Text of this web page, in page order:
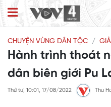
CHUYỆN VÙNG DÂN TỘC
Hành trình thoát
dân biên giới Pu
Thứ tư, 10:01, 17/08/2022 Thu